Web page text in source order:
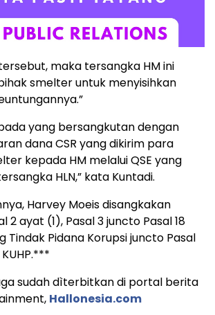
maka tersangka HM ini
smelter untuk menyisihkan
yang bersangkutan dengan
dana CSR yang dikirim para
kepada HM melalui QSE yang
HLN,” kata Kuntadi.
Harvey Moeis disangkakan
2 ayat (1), Pasal 3 juncto Pasal 18
Tindak Pidana Korupsi juncto Pasal
sudah dìterbitkan di portal berita
Hallonesia.com